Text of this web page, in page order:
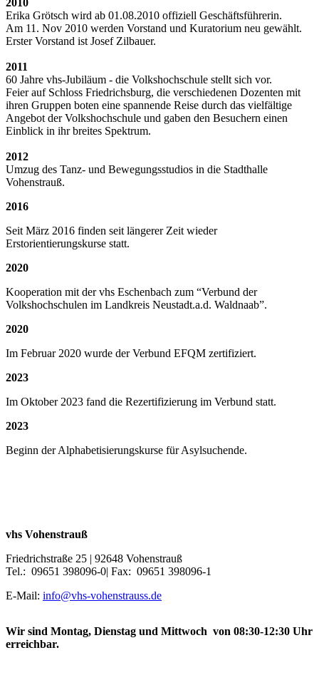
Erika Grötsch wird ab 01.08.2010 offiziell Geschäftsführerin.
Am 11. Nov 2010 werden Vorstand und Kuratorium neu gewählt.
Erster Vorstand ist Josef Zilbauer.
2011
60 Jahre vhs-Jubiläum - die Volkshochschule stellt sich vor.
Feier auf Schloss Friedrichsburg, die verschiedenen Dozenten mit
ihren Gruppen boten eine spannende Reise durch das vielfältige
Angebot der Volkshochschule und gaben den Besuchern einen
Einblick in ihr breites Spektrum.
2012
Umzug des Tanz- und Bewegungsstudios in die Stadthalle
Vohenstrauß.
2016
Seit März 2016 finden seit längerer Zeit wieder
Erstorientierungskurse statt.
2020
Kooperation mit der vhs Eschenbach zum “Verbund der
Volkshochschulen im Landkreis Neustadt.a.d. Waldnaab”.
2020
Im Februar 2020 wurde der Verbund EFQM zertifiziert.
2023
Im Oktober 2023 fand die Rezertifizierung im Verbund statt.
2023
Beginn der Alphabetisierungskurse für Asylsuchende.
vhs Vohenstrauß
Friedrichstraße 25 | 92648 Vohenstrauß
Tel.: 09651 398096-0| Fax: 09651 398096-1
E-Mail: info@vhs-vohenstrauss.de
Wir sind Montag, Dienstag und Mittwoch von 08:30-12:30 Uhr
erreichbar.